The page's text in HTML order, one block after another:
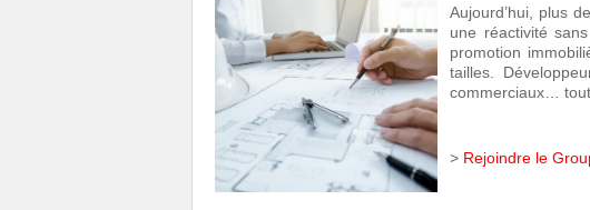
Aujourd’hui, plus
une réactivité
promotion
tailles.
commerciaux…
> Rejoindre le